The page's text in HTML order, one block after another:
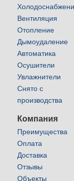
Вентиляция
Отопление
Дымоудаление
Автоматика
Осушители
Увлажнители
Снято с
производства
Компания
Преимущества
Оплата
Доставка
Отзывы
Объекты